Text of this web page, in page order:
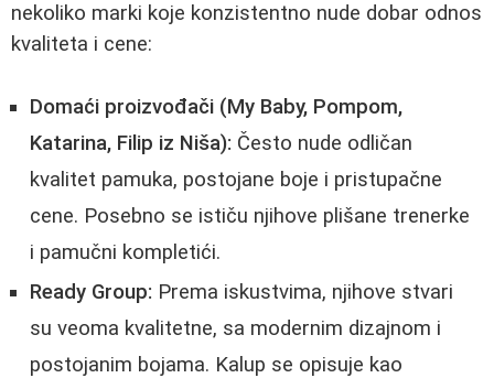
nekoliko marki koje konzistentno nude dobar odnos
kvaliteta i cene:
Domaći proizvođači (My Baby, Pompom,
Katarina, Filip iz Niša): Često nude odličan
kvalitet pamuka, postojane boje i pristupačne
cene. Posebno se ističu njihove plišane trenerke
i pamučni kompletići.
Ready Group: Prema iskustvima, njihove stvari
su veoma kvalitetne, sa modernim dizajnom i
postojanim bojama. Kalup se opisuje kao